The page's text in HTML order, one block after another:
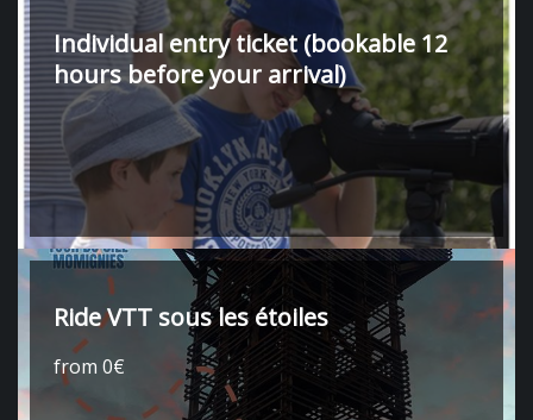
Individual entry ticket (bookable 12
hours before your arrival)
Ride VTT sous les étoiles
from 0€